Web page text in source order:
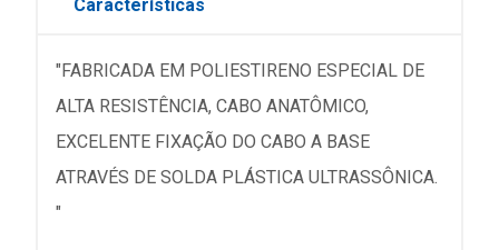
Características
"FABRICADA EM POLIESTIRENO ESPECIAL DE
ALTA RESISTÊNCIA, CABO ANATÔMICO,
EXCELENTE FIXAÇÃO DO CABO A BASE
ATRAVÉS DE SOLDA PLÁSTICA ULTRASSÔNICA.
"